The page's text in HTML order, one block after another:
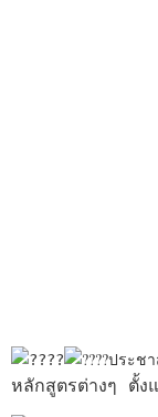
ประช
หลักสูตรต่างๆ ตั้